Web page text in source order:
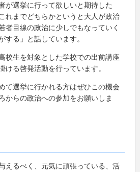
が選挙に行って欲しいと期待した
までどちらかというと大人が政治
者目線の政治に少しでもなっていく
する」と話しています。
校生を対象とした学校での出前講座
ける啓発活動を行っています。
て選挙に行かれる方はぜひこの機会
からの政治への参加をお願いしま
えるべく、元気に頑張っている、活